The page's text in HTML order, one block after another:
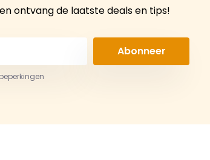
ontvang de laatste deals en tips!
Abonneer